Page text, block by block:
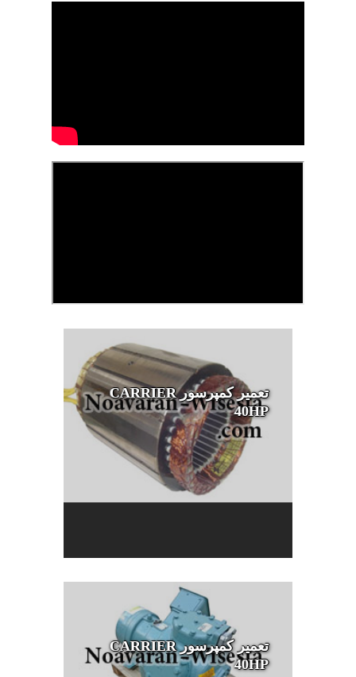
تعمیر کمپرسور CARRIER
40HP
تعمیر کمپرسور CARRIER
40HP